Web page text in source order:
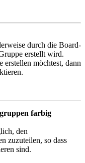
durch die Board-
erstellt wird.
erstellen möchtest, dann
farbig
den
zuzuteilen, so dass
sind.